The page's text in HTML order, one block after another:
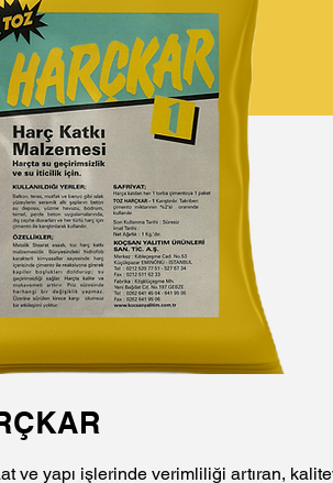
ve yapı işlerinde verimliliği artıran,